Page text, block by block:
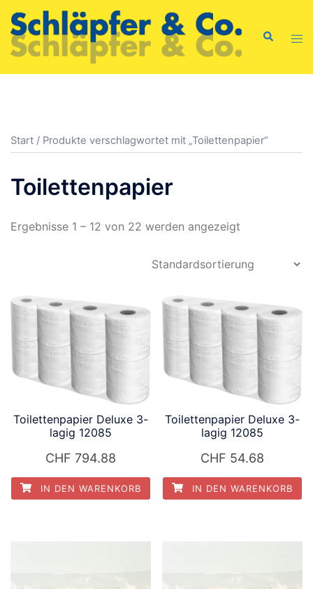
Zum
Inhalt
springen
Suche
Start / Produkte verschlagwortet mit „Toilettenpapier“
Toilettenpapier
Ergebnisse 1 – 12 von 22 werden angezeigt
Toilettenpapier Deluxe 3-
lagig 12085
CHF 794.88
IN DEN WARENKORB
Toilettenpapier Deluxe 3-
lagig 12085
CHF 54.68
IN DEN WARENKORB